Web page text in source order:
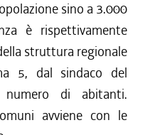
sino a 3.000
è rispettivamente
struttura regionale
5, dal sindaco del
di abitanti.
avviene con le